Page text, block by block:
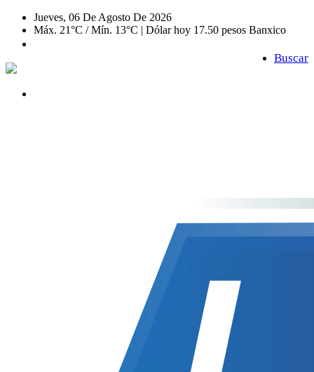
Jueves, 06 De Agosto De 2026
Máx. 21°C / Mín. 13°C | Dólar hoy 17.50 pesos Banxico
Buscar